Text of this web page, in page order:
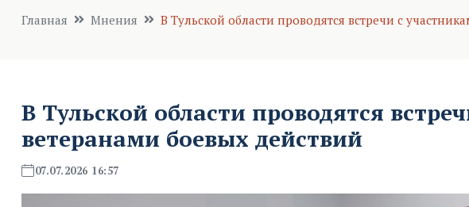
Главная Мнения В Тульской области проводятся встречи с
В Тульской области проводятся
ветеранами боевых действий
07.07.2026 16:57